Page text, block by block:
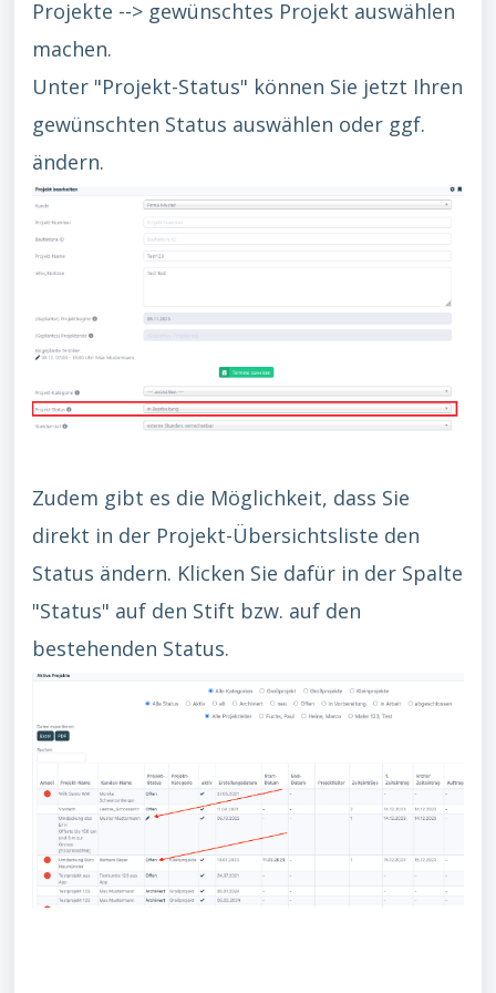
Projekte --> gewünschtes Projekt auswählen
machen.
Unter "Projekt-Status" können Sie jetzt Ihren
gewünschten Status auswählen oder ggf.
ändern.
Zudem gibt es die Möglichkeit, dass Sie
direkt in der Projekt-Übersichtsliste den
Status ändern. Klicken Sie dafür in der Spalte
"Status" auf den Stift bzw. auf den
bestehenden Status.